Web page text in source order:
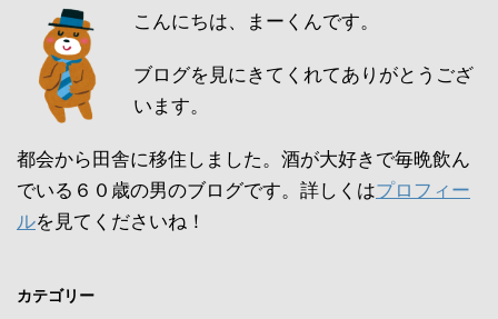
こんにちは、まーくんです。
ブログを見にきてくれてありがとうござ
います。
都会から田舎に移住しました。酒が大好きで毎晩飲ん
でいる６０歳の男のブログです。詳しくはプロフィー
ルを見てくださいね！
カテゴリー